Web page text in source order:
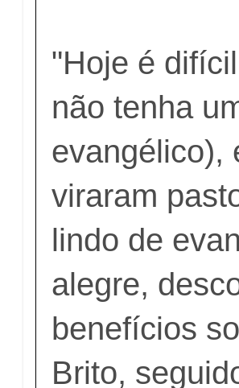
"Hoje é
não tenha
evangélico),
viraram
lindo de
alegre,
benefícios
Brito,